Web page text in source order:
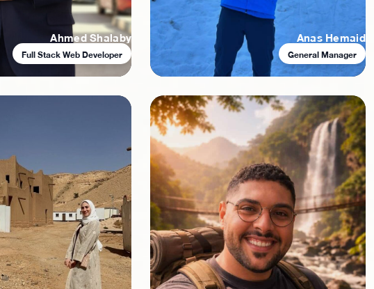
Anas Hemaid
General Manager
Ahmed Shalaby
Full Stack Web Developer